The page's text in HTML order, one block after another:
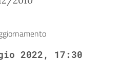
2022, 17:30